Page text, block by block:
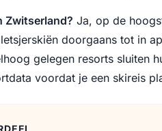
Zwitserland? Ja, op de
doorgaans tot in
gelegen resorts sluiten
voordat je een skireis